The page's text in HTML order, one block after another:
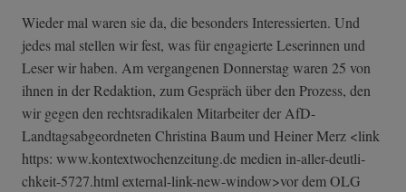
Wieder mal waren sie da, die besonders Interessierten. Und
jedes mal stellen wir fest, was für engagierte Leserinnen und
Leser wir haben. Am vergangenen Donnerstag waren 25 von
ihnen in der Redaktion, zum Gespräch über den Prozess, den
wir gegen den rechtsradikalen Mitarbeiter der AfD-
Landtagsabgeordneten Christina Baum und Heiner Merz <link
https: www.kontextwochenzeitung.de medien in-aller-deutli­
chkeit-5727.htm­l external-link-new-window>vor dem OLG